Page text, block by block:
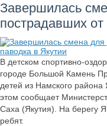
Завершилась
пострадавших
В детском спортивно-
городе Большой Камень
детей из Намского
этом сообщает
Саха (Якутия). На берегу
ребят.